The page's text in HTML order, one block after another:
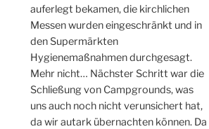
auferlegt bekamen, die kirchlichen
Messen wurden eingeschränkt und in
den Supermärkten
Hygienemaßnahmen durchgesagt.
Mehr nicht… Nächster Schritt war die
Schließung von Campgrounds, was
uns auch noch nicht verunsichert hat,
da wir autark übernachten können. Da